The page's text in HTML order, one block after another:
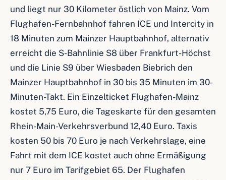
und liegt nur 30 Kilometer östlich von Mainz. Vom
Flughafen-Fernbahnhof fahren ICE und Intercity in
18 Minuten zum Mainzer Hauptbahnhof, alternativ
erreicht die S-Bahnlinie S8 über Frankfurt-Höchst
und die Linie S9 über Wiesbaden Biebrich den
Mainzer Hauptbahnhof in 30 bis 35 Minuten im 30-
Minuten-Takt. Ein Einzelticket Flughafen-Mainz
kostet 5,75 Euro, die Tageskarte für den gesamten
Rhein-Main-Verkehrsverbund 12,40 Euro. Taxis
kosten 50 bis 70 Euro je nach Verkehrslage, eine
Fahrt mit dem ICE kostet auch ohne Ermäßigung
nur 7 Euro im Tarifgebiet 65. Der Flughafen